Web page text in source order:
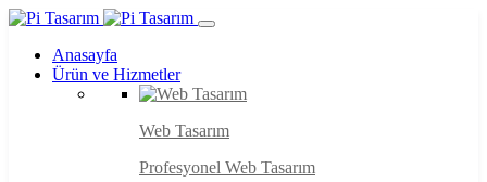
Anasayfa
Ürün ve Hizmetler
Web Tasarım
Profesyonel Web Tasarım